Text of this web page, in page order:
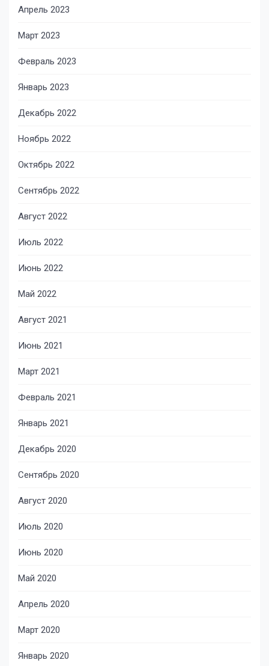
Апрель 2023
Март 2023
Февраль 2023
Январь 2023
Декабрь 2022
Ноябрь 2022
Октябрь 2022
Сентябрь 2022
Август 2022
Июль 2022
Июнь 2022
Май 2022
Август 2021
Июнь 2021
Март 2021
Февраль 2021
Январь 2021
Декабрь 2020
Сентябрь 2020
Август 2020
Июль 2020
Июнь 2020
Май 2020
Апрель 2020
Март 2020
Январь 2020